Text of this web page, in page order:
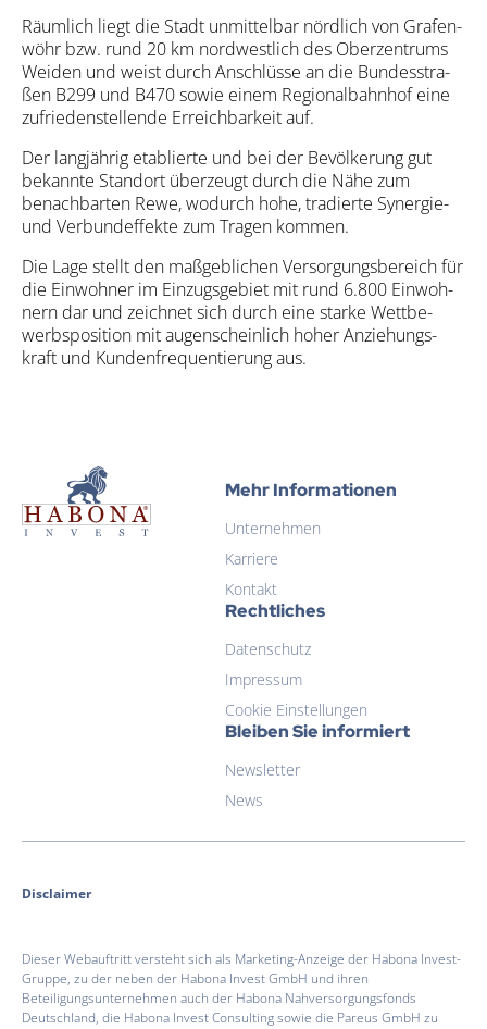
Räum­lich liegt die Stadt unmit­tel­bar nörd­lich von Gra­fen­
wöhr bzw. rund 20 km nord­west­lich des Ober­zen­trums
Wei­den und weist durch Anschlüs­se an die Bun­des­stra­
ßen B299 und B470 sowie einem Regio­nal­bahn­hof eine
zufrie­den­stel­len­de Erreich­bar­keit auf.
Der lang­jäh­rig eta­blier­te und bei der Bevöl­ke­rung gut
bekann­te Stand­ort über­zeugt durch die Nähe zum
benach­bar­ten Rewe, wodurch hohe, tra­dier­te Syn­er­gie-
und Ver­bund­ef­fek­te zum Tra­gen kom­men.
Die Lage stellt den maß­geb­li­chen Ver­sor­gungs­be­reich für
die Ein­woh­ner im Ein­zugs­ge­biet mit rund 6.800 Ein­woh­
nern dar und zeich­net sich durch eine star­ke Wett­be­
werbs­po­si­ti­on mit augen­schein­lich hoher Anzie­hungs­
kraft und Kun­den­fre­quen­tie­rung aus.
Habona Invest GmbH
Mehr Informationen
Unternehmen
Karriere
Kontakt
Rechtliches
Datenschutz
Impressum
Cookie Einstellungen
Bleiben Sie informiert
Newsletter
News
Disclaimer
Dieser Webauftritt versteht sich als Marketing-Anzeige der Habona Invest-
Gruppe, zu der neben der Habona Invest GmbH und ihren
Beteiligungsunternehmen auch der Habona Nahversorgungsfonds
Deutschland, die Habona Invest Consulting sowie die Pareus GmbH zu